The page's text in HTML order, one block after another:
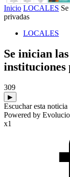
Inicio LOCALES
privadas
LOCALES
Se inician
instituciones
309
▶
Escuchar esta noticia
Powered by
x1